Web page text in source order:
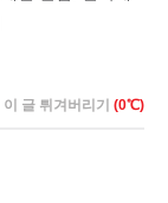
이 글 튀겨버리기 (0℃)